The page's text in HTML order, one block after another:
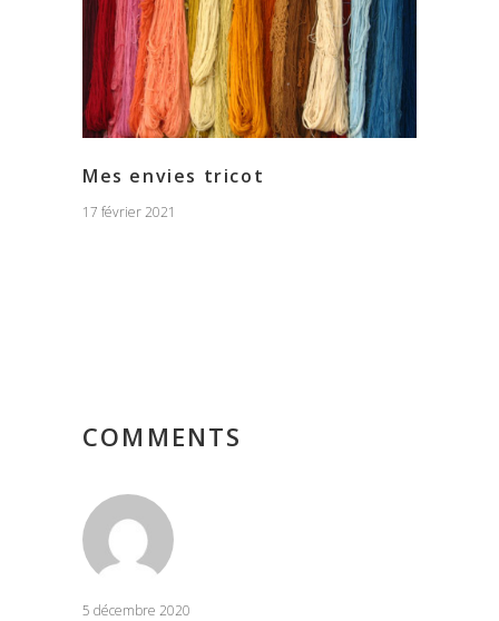
Mes envies tricot
17 février 2021
COMMENTS
5 décembre 2020